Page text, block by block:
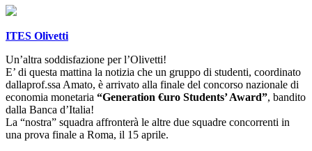
ITES Olivetti
Un’altra soddisfazione per l’Olivetti!
E’ di questa mattina la notizia che un gruppo di studenti, coordinato
dallaprof.ssa Amato, è arrivato alla finale del concorso nazionale di
economia monetaria “Generation €uro Students’ Award”, bandito
dalla Banca d’Italia!
La “nostra” squadra affronterà le altre due squadre concorrenti in
una prova finale a Roma, il 15 aprile.